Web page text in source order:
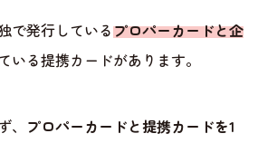
で発行しているプロパーカードと企
いる提携カードがあります。
プロパーカードと提携カードを1